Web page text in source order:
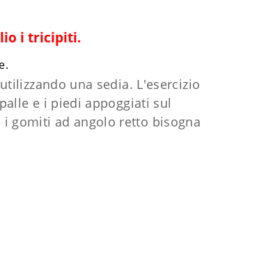
i tricipiti.
una sedia. L'esercizio
e i piedi appoggiati sul
gomiti ad angolo retto bisogna